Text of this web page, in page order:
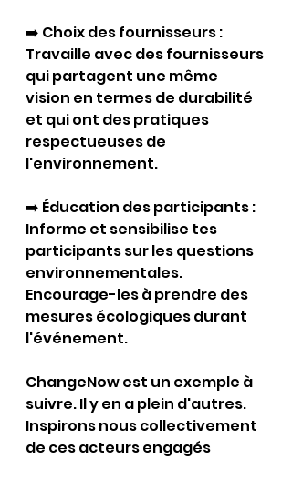
➡️ Choix des fournisseurs :
Travaille avec des fournisseurs
qui partagent une même
vision en termes de durabilité
et qui ont des pratiques
respectueuses de
l'environnement.
➡️ Éducation des participants :
Informe et sensibilise tes
participants sur les questions
environnementales.
Encourage-les à prendre des
mesures écologiques durant
l'événement.
ChangeNow est un exemple à
suivre. Il y en a plein d'autres.
Inspirons nous collectivement
de ces acteurs engagés